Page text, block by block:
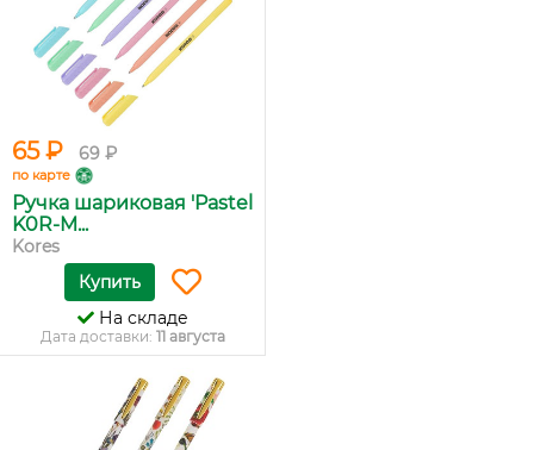
65 ₽ 69 ₽
по карте
Ручка шариковая 'Pastel
K0R-M...
Kores
Купить
На складе
Дата доставки: 11 августа